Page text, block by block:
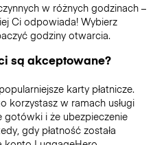
w różnych godzinach –
Ci odpowiada! Wybierz
godziny otwarcia.
są akceptowane?
karty płatnicze.
korzystasz w ramach usługi
gotówki i że ubezpieczenie
gdy płatność została